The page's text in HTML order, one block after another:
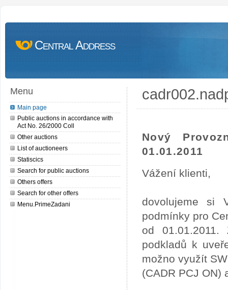
Central Address
Menu
Main page
Public auctions in accordance with
Act No. 26/2000 Coll
Other auctions
List of auctioneers
Statiscics
Search for public auctions
Others offers
Search for other offers
Menu.PrimeZadani
Nový
01.01.2011
Vážení klienti,
dovolujeme si
podmínky pro
od 01.01.2011.
podkladů k
možno využít
(CADR PCJ ON)